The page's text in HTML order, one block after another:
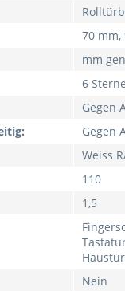
70 mm,
mm
6 Sterne
Gegen
Gegen
Weiss
110
1,5
Nein